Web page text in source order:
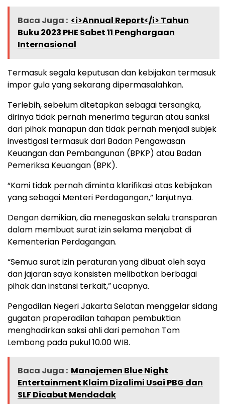
Baca Juga : <i>Annual Report</i> Tahun
Buku 2023 PHE Sabet 11 Penghargaan
Internasional
Termasuk segala keputusan dan kebijakan termasuk
impor gula yang sekarang dipermasalahkan.
Terlebih, sebelum ditetapkan sebagai tersangka,
dirinya tidak pernah menerima teguran atau sanksi
dari pihak manapun dan tidak pernah menjadi subjek
investigasi termasuk dari Badan Pengawasan
Keuangan dan Pembangunan (BPKP) atau Badan
Pemeriksa Keuangan (BPK).
“Kami tidak pernah diminta klarifikasi atas kebijakan
yang sebagai Menteri Perdagangan,” lanjutnya.
Dengan demikian, dia menegaskan selalu transparan
dalam membuat surat izin selama menjabat di
Kementerian Perdagangan.
“Semua surat izin peraturan yang dibuat oleh saya
dan jajaran saya konsisten melibatkan berbagai
pihak dan instansi terkait,” ucapnya.
Pengadilan Negeri Jakarta Selatan menggelar sidang
gugatan praperadilan tahapan pembuktian
menghadirkan saksi ahli dari pemohon Tom
Lembong pada pukul 10.00 WIB.
Baca Juga : Manajemen Blue Night
Entertainment Klaim Dizalimi Usai PBG dan
SLF Dicabut Mendadak